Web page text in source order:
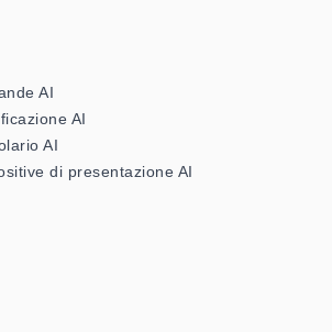
AI
AI
AI
di presentazione AI